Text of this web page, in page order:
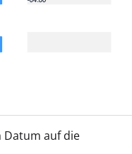
auf die